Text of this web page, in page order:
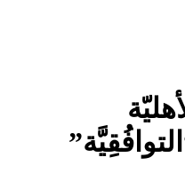
(48): “التوافُقِيَّة”